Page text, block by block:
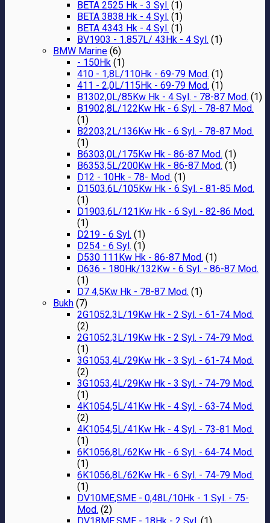
BETA 2525 Hk - 3 Syl. (1)
BETA 3838 Hk - 4 Syl. (1)
BETA 4343 Hk - 4 Syl. (1)
BV1903 - 1.857L/ 43Hk - 4 Syl. (1)
BMW Marine (6)
- 150Hk (1)
410 - 1,8L/110Hk - 69-79 Mod. (1)
411 - 2,0L/115Hk - 69-79 Mod. (1)
B1302,0L/85Kw Hk - 4 Syl. - 78-87 Mod. (1)
B1902,8L/122Kw Hk - 6 Syl. - 78-87 Mod.
(1)
B2203,2L/136Kw Hk - 6 Syl. - 78-87 Mod.
(1)
B6303,0L/175Kw Hk - 86-87 Mod. (1)
B6353,5L/200Kw Hk - 86-87 Mod. (1)
D12 - 10Hk - 78- Mod. (1)
D1503,6L/105Kw Hk - 6 Syl. - 81-85 Mod.
(1)
D1903,6L/121Kw Hk - 6 Syl. - 82-86 Mod.
(1)
D219 - 6 Syl. (1)
D254 - 6 Syl. (1)
D530 111Kw Hk - 86-87 Mod. (1)
D636 - 180Hk/132Kw - 6 Syl. - 86-87 Mod.
(1)
D7 4,5Kw Hk - 78-87 Mod. (1)
Bukh (7)
2G1052,3L/19Kw Hk - 2 Syl. - 61-74 Mod.
(2)
2G1052,3L/19Kw Hk - 2 Syl. - 74-79 Mod.
(1)
3G1053,4L/29Kw Hk - 3 Syl. - 61-74 Mod.
(2)
3G1053,4L/29Kw Hk - 3 Syl. - 74-79 Mod.
(1)
4K1054,5L/41Kw Hk - 4 Syl. - 63-74 Mod.
(2)
4K1054,5L/41Kw Hk - 4 Syl. - 73-81 Mod.
(1)
6K1056,8L/62Kw Hk - 6 Syl. - 64-74 Mod.
(1)
6K1056,8L/62Kw Hk - 6 Syl. - 74-79 Mod.
(1)
DV10ME,SME - 0,48L/10Hk - 1 Syl. - 75-
Mod. (2)